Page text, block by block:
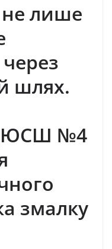
лише
шлях.
ДЮСШ №4
змалку